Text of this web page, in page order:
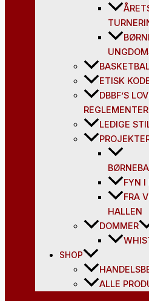
ETISK
DBBF’S
REGLEMENTER
LEDIGE
FYN I
FRA
HALLEN
DOMMER
SHOP
ALLE